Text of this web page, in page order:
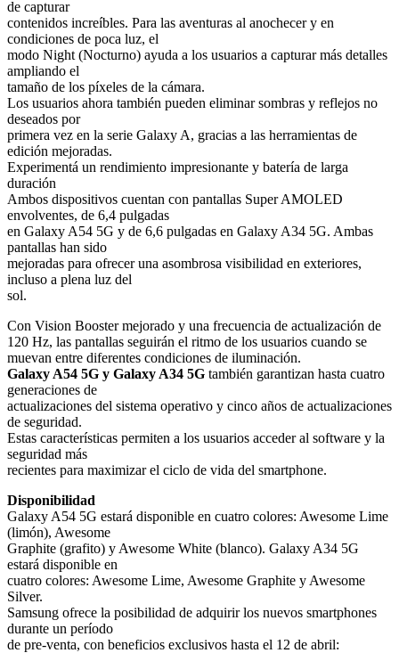
de capturar
contenidos increíbles. Para las aventuras al anochecer y en
condiciones de poca luz, el
modo Night (Nocturno) ayuda a los usuarios a capturar más detalles
ampliando el
tamaño de los píxeles de la cámara.
Los usuarios ahora también pueden eliminar sombras y reflejos no
deseados por
primera vez en la serie Galaxy A, gracias a las herramientas de
edición mejoradas.
Experimentá un rendimiento impresionante y batería de larga
duración
Ambos dispositivos cuentan con pantallas Super AMOLED
envolventes, de 6,4 pulgadas
en Galaxy A54 5G y de 6,6 pulgadas en Galaxy A34 5G. Ambas
pantallas han sido
mejoradas para ofrecer una asombrosa visibilidad en exteriores,
incluso a plena luz del
sol.
Con Vision Booster mejorado y una frecuencia de actualización de
120 Hz, las pantallas seguirán el ritmo de los usuarios cuando se
muevan entre diferentes condiciones de iluminación.
Galaxy A54 5G y Galaxy A34 5G también garantizan hasta cuatro
generaciones de
actualizaciones del sistema operativo y cinco años de actualizaciones
de seguridad.
Estas características permiten a los usuarios acceder al software y la
seguridad más
recientes para maximizar el ciclo de vida del smartphone.
Disponibilidad
Galaxy A54 5G estará disponible en cuatro colores: Awesome Lime
(limón), Awesome
Graphite (grafito) y Awesome White (blanco). Galaxy A34 5G
estará disponible en
cuatro colores: Awesome Lime, Awesome Graphite y Awesome
Silver.
Samsung ofrece la posibilidad de adquirir los nuevos smartphones
durante un período
de pre-venta, con beneficios exclusivos hasta el 12 de abril: